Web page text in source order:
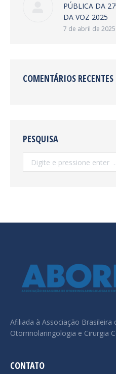
PÚBLICA DA
DA VOZ 2025
7 de abril de 2025
COMENTÁRIOS RECENTES
PESQUISA
Search:
Afiliada à Associação Brasileira
Otorrinolaringologia e Cirurgia
CONTATO